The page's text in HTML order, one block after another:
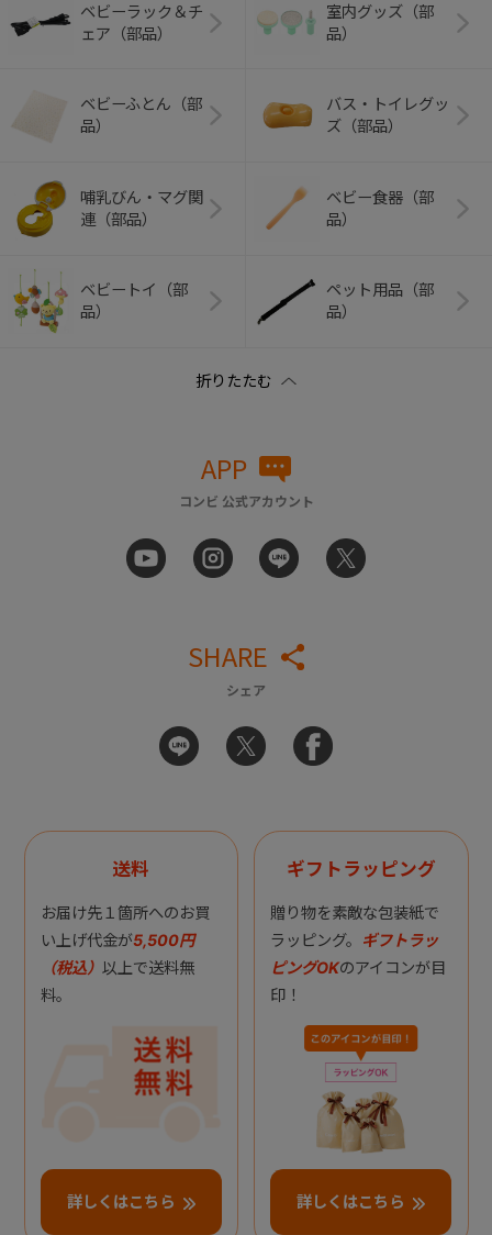
ベビーラック＆チ
ェア（部品）
室内グッズ（部
品）
ベビーふとん（部
品）
バス・トイレグッ
ズ（部品）
哺乳びん・マグ関
連（部品）
ベビー食器（部
品）
ベビートイ（部
品）
ペット用品（部
品）
APP
コンビ 公式アカウント
SHARE
シェア
送料
お届け先１箇所へのお買
い上げ代金が5,500円
（税込） 以上で送料無
料。
詳しくはこちら
ギフトラッピング
贈り物を素敵な包装紙で
ラッピング。 ギフトラッ
ピングOKのアイコンが目
印！
詳しくはこちら